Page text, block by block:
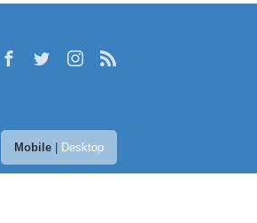
Mobile| Desktop